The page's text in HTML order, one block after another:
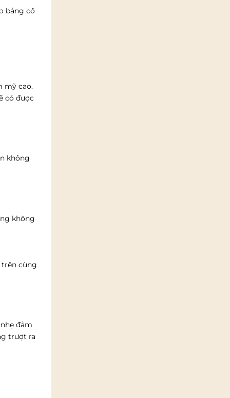
bảng cố
mỹ cao.
có được
không
không
cùng
đảm
trượt ra